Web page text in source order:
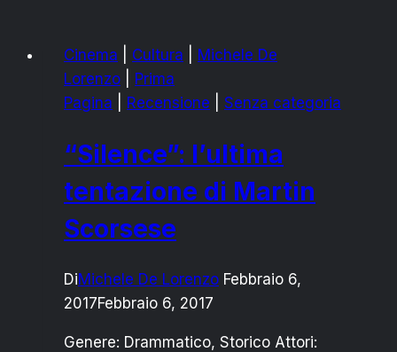
Cinema Cultura
Michele De
Lorenzo
Prima
Pagina
Recensione Senza categoria
“Silence”: l’ultima
tentazione di Martin
Scorsese
DiMichele De Lorenzo Febbraio 6,
2017Febbraio 6, 2017
Genere: Drammatico, Storico Attori: